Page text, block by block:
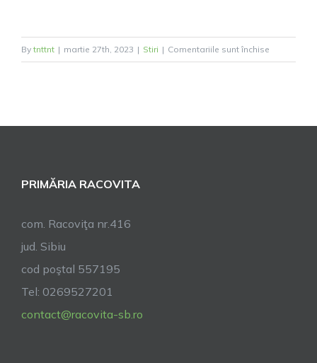
By tnttnt | martie 27th, 2023 | Stiri | Comentariile sunt închise
COD
PRIMĂRIA RACOVITA
com. Racoviţa nr.416
jud. Sibiu
cod poştal 557195
Tel: 0269527201
contact@racovita-sb.ro